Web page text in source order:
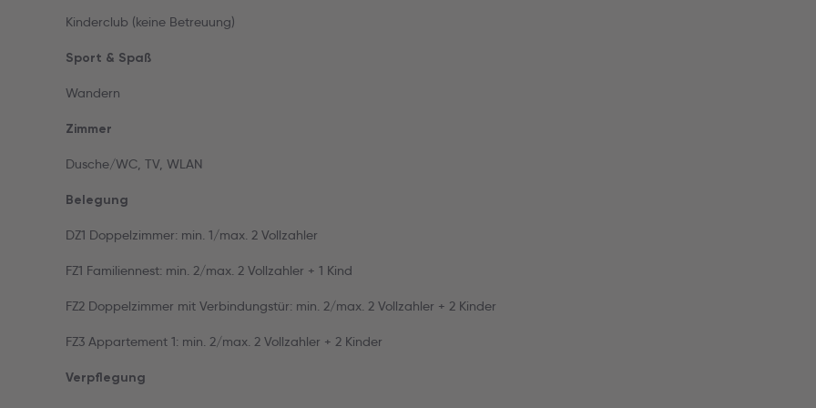
Kinderclub (keine Betreuung)
Sport & Spaß
Wandern
Zimmer
Dusche/WC, TV, WLAN
Belegung
DZ1 Doppelzimmer: min. 1/max. 2 Vollzahler
FZ1 Familiennest: min. 2/max. 2 Vollzahler + 1 Kind
FZ2 Doppelzimmer mit Verbindungstür: min. 2/max. 2 Vollzahler + 2 Kinder
FZ3 Appartement 1: min. 2/max. 2 Vollzahler + 2 Kinder
Verpflegung